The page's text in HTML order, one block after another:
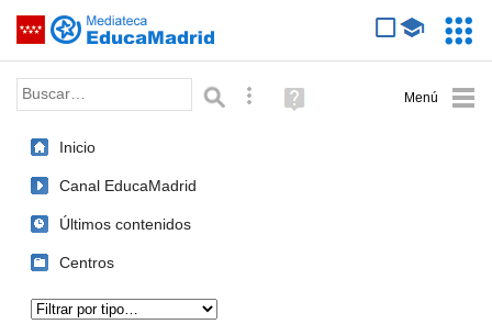
Saltar navegación
Palabra o frase: Búsqueda avanzada
Ayuda
(en
Inicio
Canal EducaMadrid
Últimos contenidos
Centros